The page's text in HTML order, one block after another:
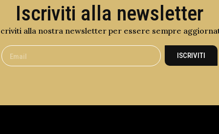
Iscriviti alla newsletter
alla nostra newsletter per essere sempre
ISCRIVITI